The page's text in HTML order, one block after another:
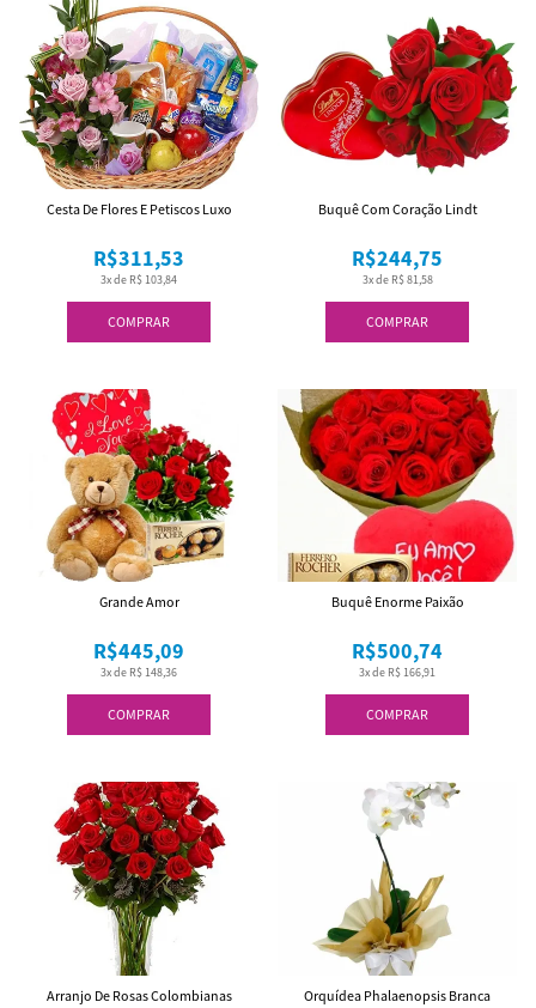
COMPRAR
3x de R$ 103,84
R$311,53
Cesta De Flores E Petiscos Luxo
COMPRAR
3x de R$ 81,58
R$244,75
Buquê Com Coração Lindt
COMPRAR
3x de R$ 148,36
R$445,09
Grande Amor
COMPRAR
3x de R$ 166,91
R$500,74
Buquê Enorme Paixão
Arranjo De Rosas Colombianas
Orquídea Phalaenopsis Branca